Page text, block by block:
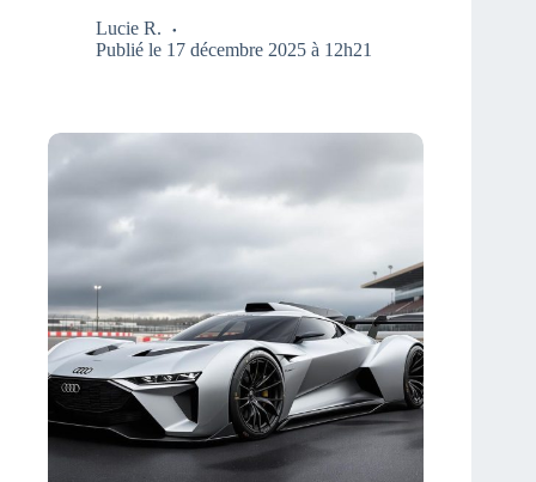
Lucie R.
Publié le 17 décembre 2025 à 12h21